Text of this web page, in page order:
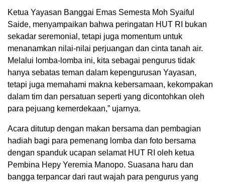
Ketua Yayasan Banggai Emas Semesta Moh Syaiful
Saide, menyampaikan bahwa peringatan HUT RI bukan
sekadar seremonial, tetapi juga momentum untuk
menanamkan nilai-nilai perjuangan dan cinta tanah air.
Melalui lomba-lomba ini, kita sebagai pengurus tidak
hanya sebatas teman dalam kepengurusan Yayasan,
tetapi juga memahami makna kebersamaan, kekompakan
dalam tim dan persatuan seperti yang dicontohkan oleh
para pejuang kemerdekaan,” ujarnya.
Acara ditutup dengan makan bersama dan pembagian
hadiah bagi para pemenang lomba dan foto bersama
dengan spanduk ucapan selamat HUT RI oleh ketua
Pembina Hepy Yeremia Manopo. Suasana haru dan
bangga terpancar dari raut wajah para pengurus yang